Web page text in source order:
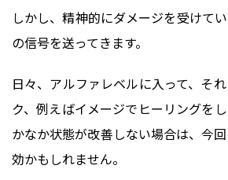
しかし、精神的にダメージを受けて
の信号を送ってきます。
日々、アルファレベルに入って、そ
ク、例えばイメージでヒーリングを
かなか状態が改善しない場合は、今
効かもしれません。